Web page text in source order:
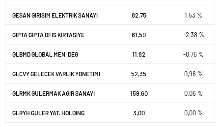
GESAN GIRISIM ELEKTRIK SANAYI 82,75 1,53 %
GIPTA GIPTA OFIS KIRTASIYE 61,50 -2,38 %
GLBMD GLOBAL MEN. DEG. 11,82 -0,76 %
GLCVY GELECEK VARLIK YONETIMI 52,35 0,96 %
GLRMK GULERMAK AGIR SANAYI 159,60 0,06 %
GLRYH GULER YAT. HOLDING 3,00 0,00 %